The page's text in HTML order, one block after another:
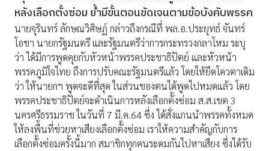
หลังเลือกตั้งซ่อม ย้ำมีขั้นตอนขัดเจนตามข้อบังคับพรรค
นายจุรินทร์ ลักษณวิศิษฏ์ กล่าวถึงกรณีที่ พล.อ.ประยุทธ์ จันทร์
โอชา นายกรัฐมนตรี และรัฐมนตรีว่าการกระทรวงกลาโหม ระบุ
ว่า ได้มีการพูดคุยกับหัวหน้าพรรคประชาธิปัตย์ และหัวหน้า
พรรคภูมิใจไทย ถึงการปรับคณะรัฐมนตรีแล้ว โดยให้ยึดโควตาเดิม
ว่า ให้นายกฯ พูดจะดีที่สุด ในส่วนของตนได้พูดไปหมดแล้ว โดย
พรรคประชาธิปัตย์จะดำเนินการหลังเลือกตั้งซ่อม ส.ส.เขต 3
นครศรีธรรมราช ในวันที่ 7 มี.ค.64 ซึ่ง ได้สั่งแกนนำพรรคทั้งหมด
ให้ลงพื้นที่ช่วยหาเสียงเลือกตั้งซ่อม เราให้ความสำคัญกับการ
เลือกตั้งซ่อมครั้งนี้มาก สมาชิกทุกคนระดมกันไปหาเสียง ซึ่งได้รับ